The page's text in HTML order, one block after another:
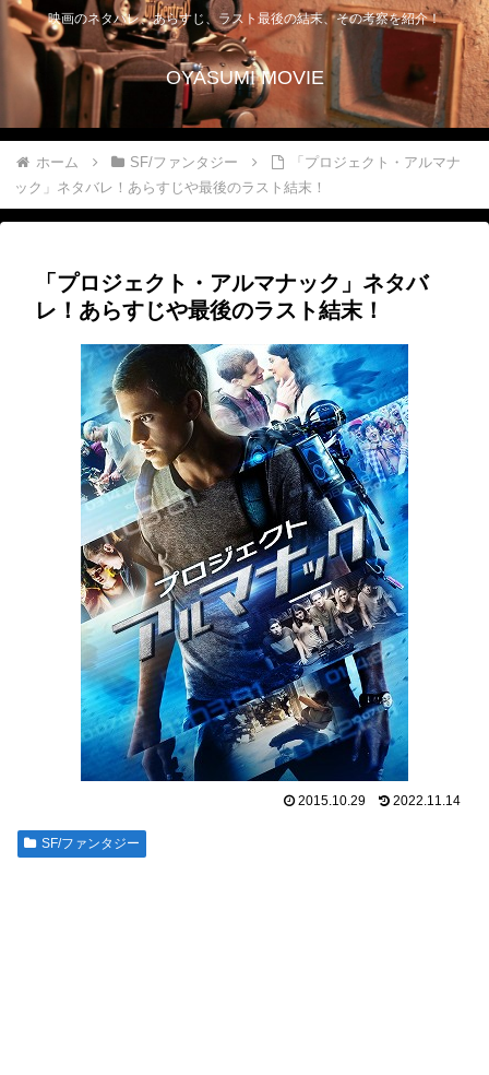
映画のネタバレ、あらすじ、ラスト最後の結末、その考察を紹介！
OYASUMI MOVIE
ホーム SF/ファンタジー
「プロジェクト・アルマナ
ック」ネタバレ！あらすじや最後のラスト結末！
「プロジェクト・アルマナック」ネタバ
レ！あらすじや最後のラスト結末！
2015.10.29 2022.11.14
SF/ファンタジー